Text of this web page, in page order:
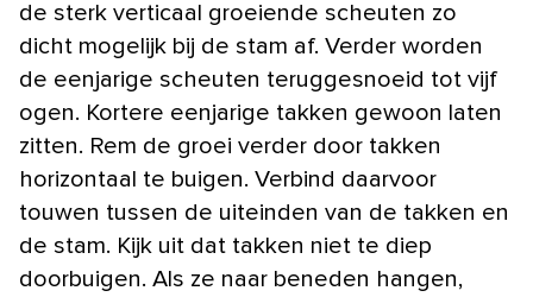
de sterk verticaal groeiende scheuten zo
dicht mogelijk bij de stam af. Verder worden
de eenjarige scheuten teruggesnoeid tot vijf
ogen. Kortere eenjarige takken gewoon laten
zitten. Rem de groei verder door takken
horizontaal te buigen. Verbind daarvoor
touwen tussen de uiteinden van de takken en
de stam. Kijk uit dat takken niet te diep
doorbuigen. Als ze naar beneden hangen,